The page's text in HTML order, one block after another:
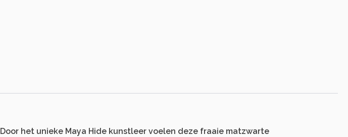
Door het unieke Maya Hide kunstleer voelen deze fraaie matzwarte